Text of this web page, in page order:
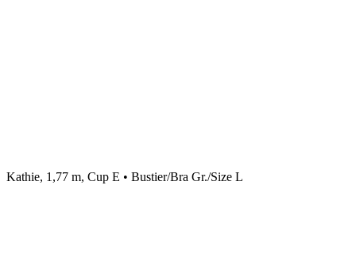
Kathie, 1,77 m, Cup E • Bustier/Bra Gr./Size L